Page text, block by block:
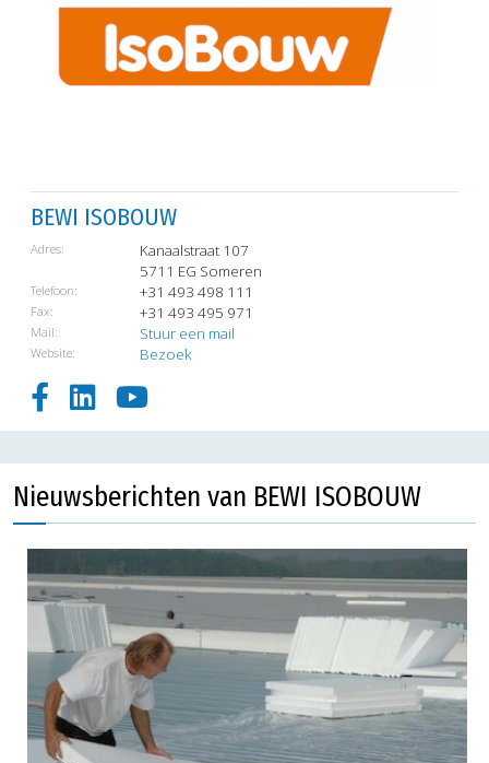
BEWI ISOBOUW
Adres:
Kanaalstraat 107
5711 EG Someren
Telefoon: +31 493 498 111
Fax: +31 493 495 971
Mail: Stuur een mail
Website: Bezoek
Nieuwsberichten van BEWI ISOBOUW